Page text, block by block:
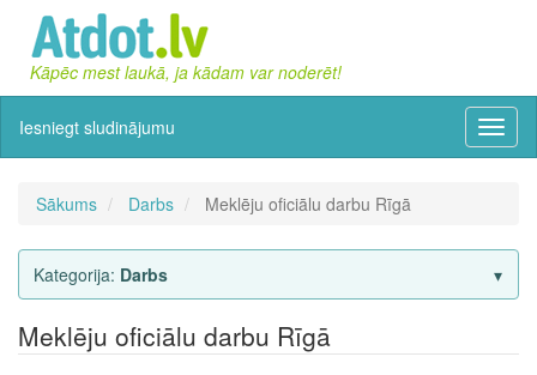
Kāpēc mest laukā, ja kādam var noderēt!
Iesniegt sludinājumu
Sākums Darbs Meklēju oficiālu darbu Rīgā
Kategorija: Darbs
Meklēju oficiālu darbu Rīgā